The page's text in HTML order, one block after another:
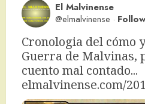
El Malvinense
@elmalvinense · Follow
Cronologia del cómo
Guerra de Malvinas,
elmalvinense.com/